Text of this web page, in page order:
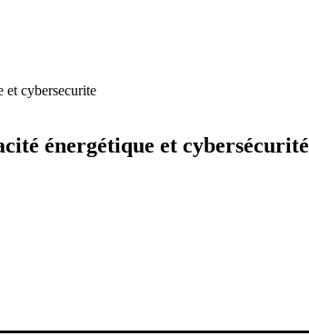
et cybersecurite
énergétique et cybersécurité